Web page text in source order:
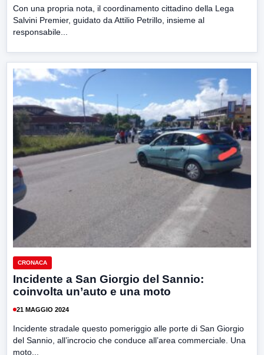
Con una propria nota, il coordinamento cittadino della Lega
Salvini Premier, guidato da Attilio Petrillo, insieme al
responsabile...
CRONACA
Incidente a San Giorgio del Sannio:
coinvolta un’auto e una moto
21 MAGGIO 2024
Incidente stradale questo pomeriggio alle porte di San Giorgio
del Sannio, all’incrocio che conduce all’area commerciale. Una
moto...